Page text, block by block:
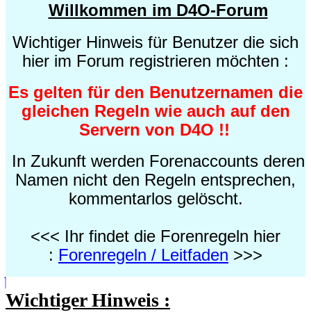
Willkommen im D4O-Forum
Wichtiger Hinweis für Benutzer die sich
hier im Forum registrieren möchten :
Es gelten für den Benutzernamen die
gleichen Regeln wie auch auf den
Servern von D4O !!
In Zukunft werden Forenaccounts deren
Namen nicht den Regeln entsprechen,
kommentarlos gelöscht.
<<< Ihr findet die Forenregeln hier
: Forenregeln / Leitfaden >>>
Wichtiger Hinweis :